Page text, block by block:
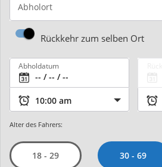
Abholort
Rückkehr zum selben Ort
Abholdatum
Alter des Fahrers:
18 - 29 30 - 69